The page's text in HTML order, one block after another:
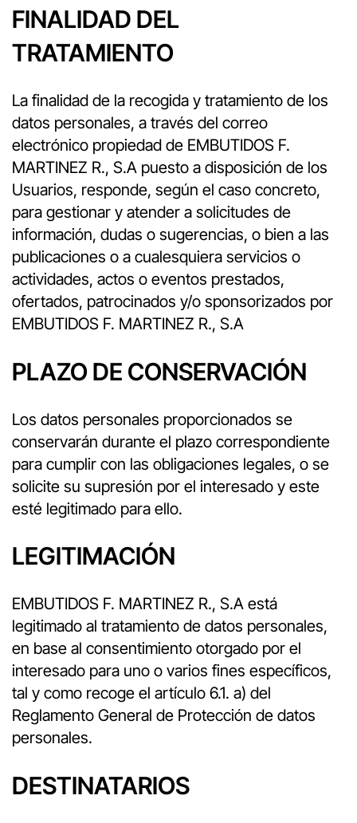
FINALIDAD DEL
TRATAMIENTO
La finalidad de la recogida y tratamiento de los
datos personales, a través del correo
electrónico propiedad de EMBUTIDOS F.
MARTINEZ R., S.A puesto a disposición de los
Usuarios, responde, según el caso concreto,
para gestionar y atender a solicitudes de
información, dudas o sugerencias, o bien a las
publicaciones o a cualesquiera servicios o
actividades, actos o eventos prestados,
ofertados, patrocinados y/o sponsorizados por
EMBUTIDOS F. MARTINEZ R., S.A
PLAZO DE CONSERVACIÓN
Los datos personales proporcionados se
conservarán durante el plazo correspondiente
para cumplir con las obligaciones legales, o se
solicite su supresión por el interesado y este
esté legitimado para ello.
LEGITIMACIÓN
EMBUTIDOS F. MARTINEZ R., S.A está
legitimado al tratamiento de datos personales,
en base al consentimiento otorgado por el
interesado para uno o varios fines específicos,
tal y como recoge el artículo 6.1. a) del
Reglamento General de Protección de datos
personales.
DESTINATARIOS